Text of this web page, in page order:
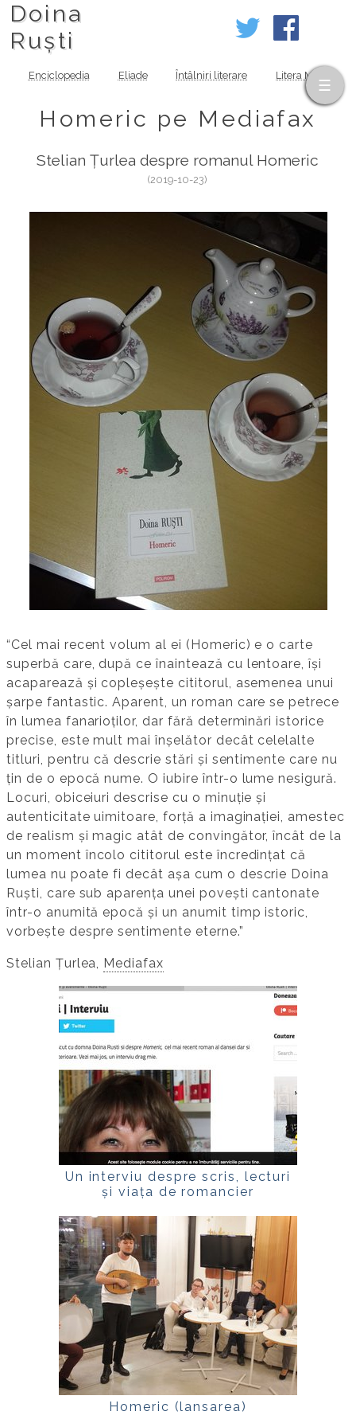
Doina
Ruști
Enciclopedia Eliade Întâlniri literare Litera MOV
Homeric pe Mediafax
Stelian Țurlea despre romanul Homeric
(2019-10-23)
“Cel mai recent volum al ei (Homeric) e o carte
superbă care, după ce înaintează cu lentoare, își
acaparează și copleșește cititorul, asemenea unui
șarpe fantastic. Aparent, un roman care se petrece
în lumea fanarioților, dar fără determinări istorice
precise, este mult mai înșelător decât celelalte
titluri, pentru că descrie stări și sentimente care nu
țin de o epocă nume. O iubire într-o lume nesigură.
Locuri, obiceiuri descrise cu o minuție și
autenticitate uimitoare, forță a imaginației, amestec
de realism și magic atât de convingător, încât de la
un moment încolo cititorul este încredințat că
lumea nu poate fi decât așa cum o descrie Doina
Ruști, care sub aparența unei povești cantonate
într-o anumită epocă și un anumit timp istoric,
vorbește despre sentimente eterne.”
Stelian Țurlea, Mediafax
Un interviu despre scris, lecturi
și viața de romancier
Homeric (lansarea)